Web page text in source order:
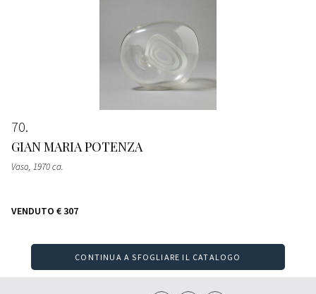
70
GIAN MARIA POTENZA
Vaso, 1970 ca.
VENDUTO € 307
CONTINUA A SFOGLIARE IL CATALOGO